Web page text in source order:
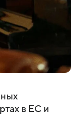
в ЕС и